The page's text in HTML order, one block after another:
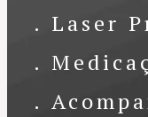
. Laser
.
.